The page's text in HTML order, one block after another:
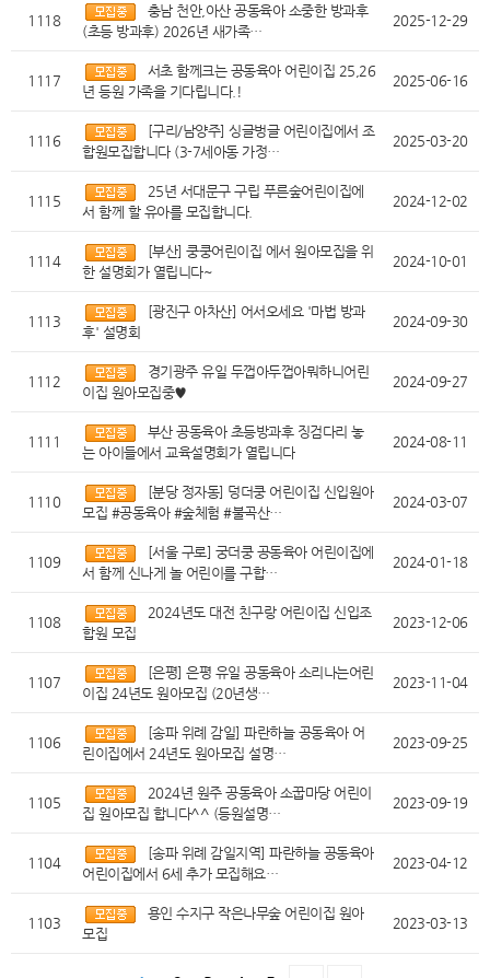
1118
충남 천안,아산 공동육아 소중한 방과후
(초등 방과후) 2026년 새가족…
2025-12-29
1117
서초 함께크는 공동육아 어린이집 25,26
년 등원 가족을 기다립니다.!
2025-06-16
1116
[구리/남양주] 싱글벙글 어린이집에서 조
합원모집합니다 (3-7세아동 가정…
2025-03-20
1115
25년 서대문구 구립 푸른숲어린이집에
서 함께 할 유아를 모집합니다.
2024-12-02
1114
[부산] 쿵쿵어린이집 에서 원아모집을 위
한 설명회가 열립니다~
2024-10-01
1113
[광진구 아차산] 어서오세요 '마법 방과
후' 설명회
2024-09-30
1112
경기광주 유일 두껍아두껍아뭐하니어린
이집 원아모집중♥
2024-09-27
1111
부산 공동육아 초등방과후 징검다리 놓
는 아이들에서 교육설명회가 열립니다
2024-08-11
1110
[분당 정자동] 덩더쿵 어린이집 신입원아
모집 #공동육아 #숲체험 #불곡산…
2024-03-07
1109
[서울 구로] 궁더쿵 공동육아 어린이집에
서 함께 신나게 놀 어린이를 구합…
2024-01-18
1108
2024년도 대전 친구랑 어린이집 신입조
합원 모집
2023-12-06
1107
[은평] 은평 유일 공동육아 소리나는어린
이집 24년도 원아모집 (20년생…
2023-11-04
1106
[송파 위례 감일] 파란하늘 공동육아 어
린이집에서 24년도 원아모집 설명…
2023-09-25
1105
2024년 원주 공동육아 소꿉마당 어린이
집 원아모집 합니다^^ (등원설명…
2023-09-19
1104
[송파 위례 감일지역] 파란하늘 공동육아
어린이집에서 6세 추가 모집해요…
2023-04-12
1103
용인 수지구 작은나무숲 어린이집 원아
모집
2023-03-13